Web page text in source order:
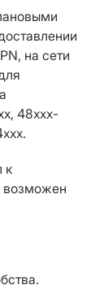
, на сети
х, 48xxx-
xxx.
к
возможен